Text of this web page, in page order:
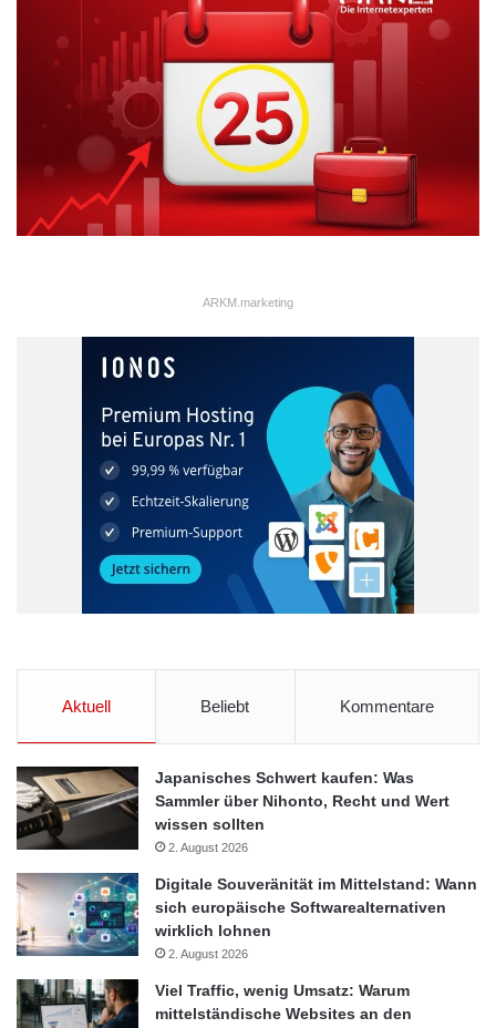
ARKM.marketing
Aktuell Beliebt Kommentare
Japanisches Schwert kaufen: Was
Sammler über Nihonto, Recht und Wert
wissen sollten
2. August 2026
Digitale Souveränität im Mittelstand: Wann
sich europäische Softwarealternativen
wirklich lohnen
2. August 2026
Viel Traffic, wenig Umsatz: Warum
mittelständische Websites an den